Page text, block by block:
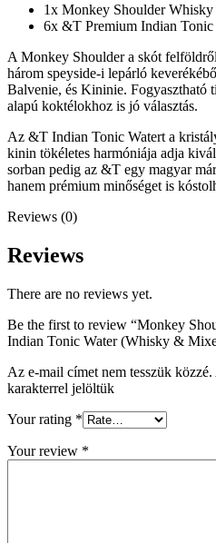
1x Monkey Shoulder
6x &T Premium Indian Tonic
A Monkey Shoulder a skót
három speyside-i lepárló
Balvenie, és Kininie. Fogyasztható
alapú koktélokhoz is jó választás.
Az &T Indian Tonic Watert a
kinin tökéletes harmóniája adja
sorban pedig az &T egy magyar
hanem prémium minőséget is
Reviews (0)
Reviews
There are no reviews yet.
Be the first to review “Monkey
Indian Tonic Water (Whisky &
Az e-mail címet nem tesszük közzé.
karakterrel jelöltük
Your rating *
Your review *